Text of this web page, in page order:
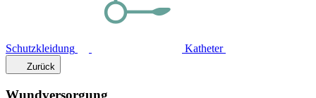
Schutzkleidung Katheter
Zurück
Wundversorgung